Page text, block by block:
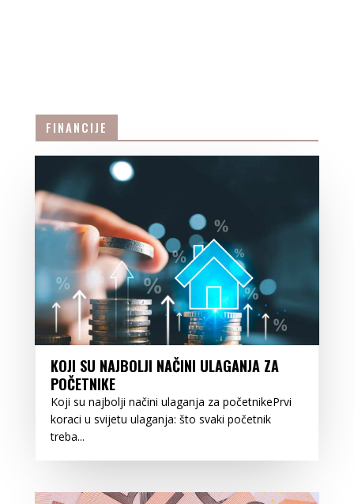
FINANCIJE
KOJI SU NAJBOLJI NAČINI ULAGANJA ZA
POČETNIKE
Koji su najbolji načini ulaganja za početnikePrvi
koraci u svijetu ulaganja: što svaki početnik
treba...